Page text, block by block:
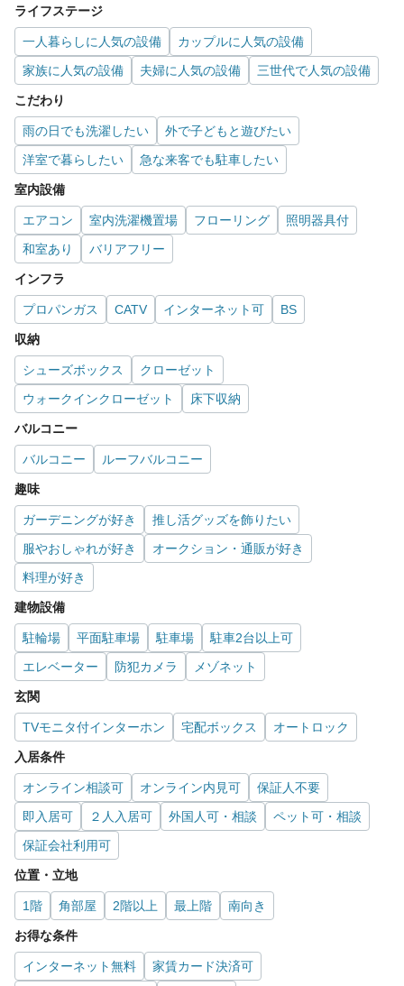
ライフステージ
一人暮らしに人気の設備
カップルに人気の設備
家族に人気の設備
夫婦に人気の設備 三世代で人気の設備
こだわり
雨の日でも洗濯したい
外で子どもと遊びたい
洋室で暮らしたい
急な来客でも駐車したい
室内設備
エアコン 室内洗濯機置場 フローリング
照明器具付
和室あり
バリアフリー
インフラ
プロパンガス CATV インターネット可 BS
収納
シューズボックス
クローゼット
ウォークインクローゼット
床下収納
バルコニー
バルコニー ルーフバルコニー
趣味
ガーデニングが好き
推し活グッズを飾りたい
服やおしゃれが好き
オークション・通販が好き
料理が好き
建物設備
駐輪場 平面駐車場 駐車場
駐車2台以上可
エレベーター
防犯カメラ メゾネット
玄関
TVモニタ付インターホン 宅配ボックス オートロック
入居条件
オンライン相談可 オンライン内見可
保証人不要
即入居可
２人入居可 外国人可・相談
ペット可・相談
保証会社利用可
位置・立地
1階 角部屋 2階以上 最上階 南向き
お得な条件
インターネット無料
家賃カード決済可